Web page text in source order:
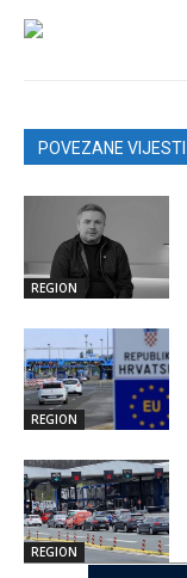
POVEZANE VIJESTI
REGION
REGION
REGION